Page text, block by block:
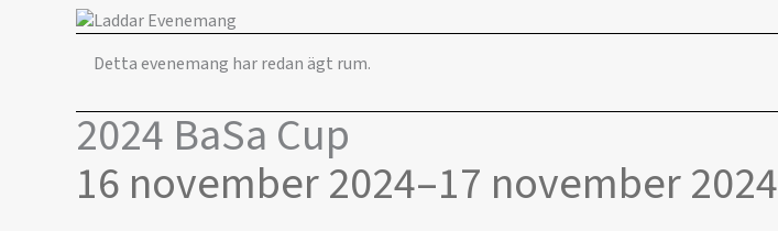
Detta evenemang har redan ägt rum.
2024 BaSa Cup
16 november 2024–17 november 2024